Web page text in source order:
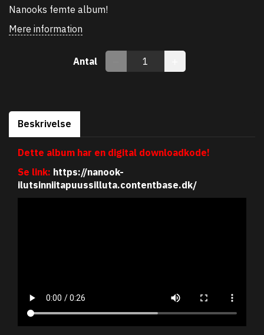
Nanooks femte album!
Mere information
Antal
Beskrivelse
Dette album har en digital downloadkode!
Se link: https://nanook-
ilutsinniitapuussilluta.contentbase.dk/